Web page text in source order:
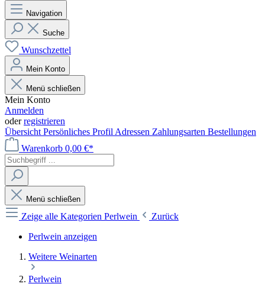
Navigation
Suche
Wunschzettel
Mein Konto
Menü schließen
Mein Konto
Anmelden
oderregistrieren
Übersicht Persönliches Profil Adressen Zahlungsarten Bestellungen
Warenkorb 0,00 €*
Menü schließen
Zeige alle Kategorien Perlwein
Zurück
Perlwein anzeigen
Weitere Weinarten
Perlwein